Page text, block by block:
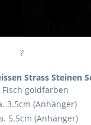
?
Strass Steinen
Fisch goldfarben
3.5cm (Anhänger)
5.5cm (Anhänger)